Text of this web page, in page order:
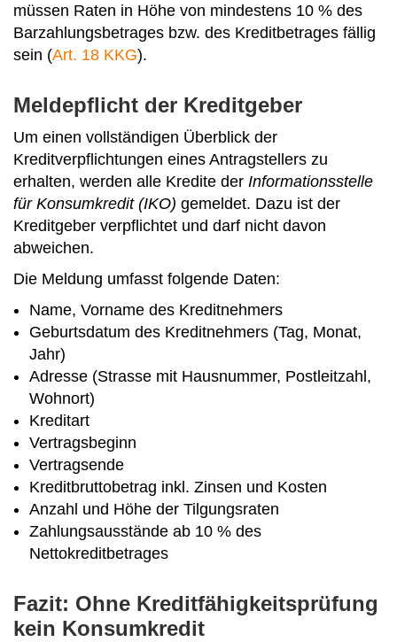
müssen Raten in Höhe von mindestens 10 % des
Barzahlungsbetrages bzw. des Kreditbetrages fällig
sein (Art. 18 KKG).
Meldepflicht der Kreditgeber
Um einen vollständigen Überblick der
Kreditverpflichtungen eines Antragstellers zu
erhalten, werden alle Kredite der Informationsstelle
für Konsumkredit (IKO) gemeldet. Dazu ist der
Kreditgeber verpflichtet und darf nicht davon
abweichen.
Die Meldung umfasst folgende Daten:
Name, Vorname des Kreditnehmers
Geburtsdatum des Kreditnehmers (Tag, Monat,
Jahr)
Adresse (Strasse mit Hausnummer, Postleitzahl,
Wohnort)
Kreditart
Vertragsbeginn
Vertragsende
Kreditbruttobetrag inkl. Zinsen und Kosten
Anzahl und Höhe der Tilgungsraten
Zahlungsausstände ab 10 % des
Nettokreditbetrages
Fazit: Ohne Kreditfähigkeitsprüfung
kein Konsumkredit